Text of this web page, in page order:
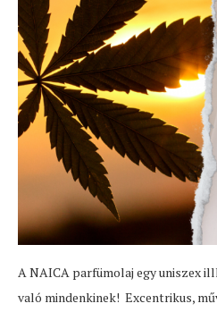
A NAICA parfümolaj egy uniszex
való mindenkinek! Excentrikus,